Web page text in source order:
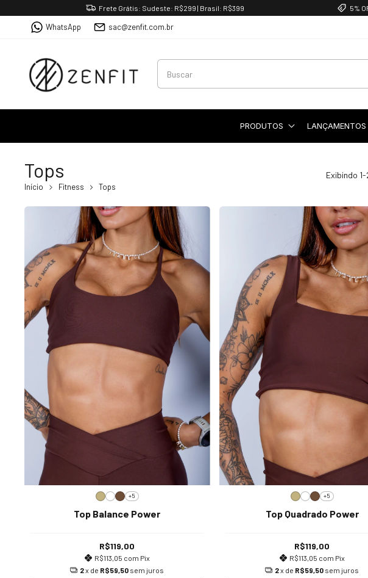
Frete Grátis: Sudeste: R$299 | Brasil: R$399 5%
WhatsApp sac@zenfit.com.br
PRODUTOS LANÇAMENTOS
Tops
Início Fitness Tops
Exibindo
+5
Top Balance Power
R$119,00
R$113,05 com Pix
2x de R$59,50 sem juros
+5
Top Quadrado Power
R$119,00
R$113,05 com Pix
2x de R$59,50 sem juros